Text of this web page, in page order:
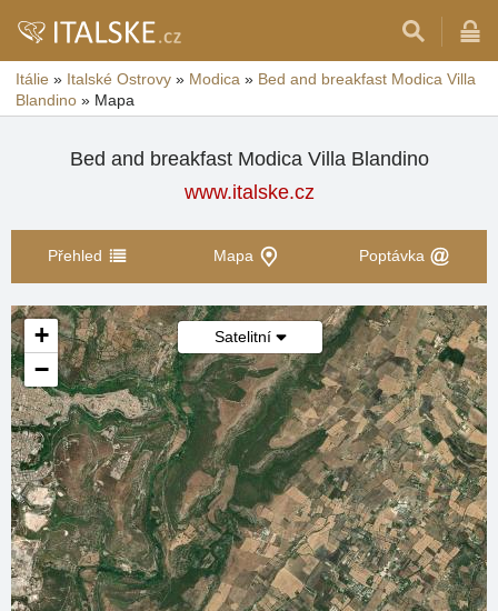
Itálie » Italské Ostrovy » Modica » Bed and breakfast Modica Villa
Blandino » Mapa
Bed and breakfast Modica Villa Blandino
www.italske.cz
Přehled Mapa Poptávka
Satelitní
+
−